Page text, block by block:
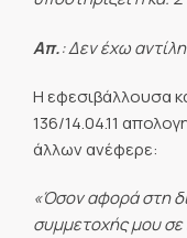
Απ.: Δεν έχω
Η εφεσιβάλλουσα
136/14.04.11
άλλων ανέφερε:
«Όσον αφορά στη
συμμετοχής μου